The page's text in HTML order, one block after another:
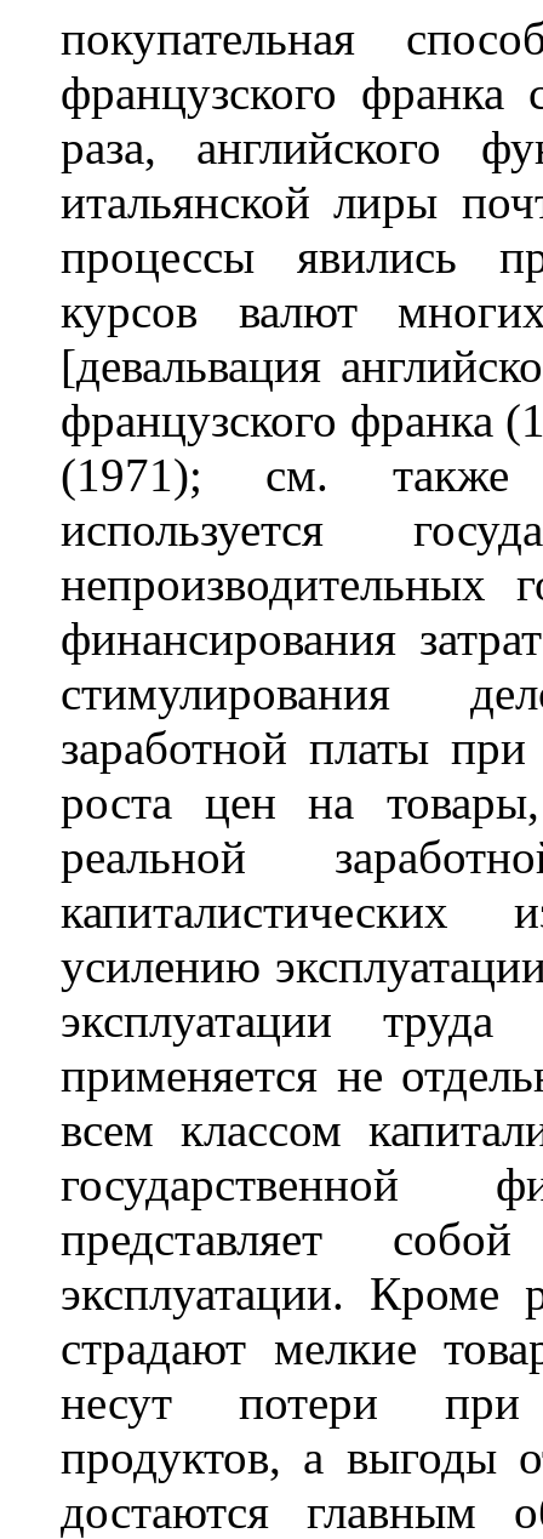
покупательная
французского франка
раза, английского
итальянской лиры
процессы явились
курсов валют
[девальвация
французского франка
(1971); см.
используется
непроизводительных
финансирования
стимулирования
заработной платы
роста цен на
реальной
капиталистических
усилению
эксплуатации
применяется не
всем классом
представляет
эксплуатации.
страдают мелкие
несут потери при
продуктов, а выгоды
достаются главным